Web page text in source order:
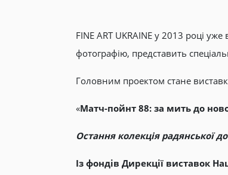
FINE ART UKRAINE у 2013 році
фотографію, представить
Головним проектом стане
«Матч-пойнт 88: за мить до
Остання колекція радянської
Із фондів Дирекції виставок